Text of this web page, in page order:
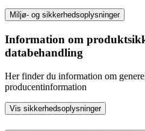
Miljø- og sikkerhedsoplysninger
Information om
databehandling
Her finder du information om
producentinformation
Vis sikkerhedsoplysninger